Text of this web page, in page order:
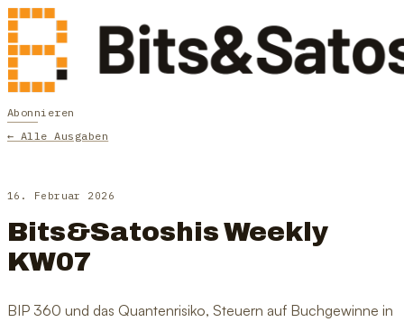
Abonnieren
← Alle Ausgaben
16. Februar 2026
Bits&Satoshis Weekly
KW07
BIP 360 und das Quantenrisiko, Steuern auf Buchgewinne in